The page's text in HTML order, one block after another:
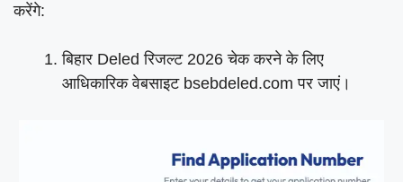
करेंगे:
बिहार Deled रिजल्ट 2026 चेक करने के लिए
आधिकारिक वेबसाइट bsebdeled.com पर जाएं।